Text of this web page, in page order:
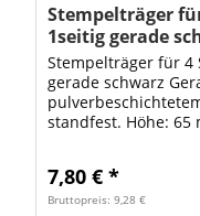
Stempelträger
1seitig gerade
Stempelträger für 4
gerade schwarz
standfest. Höhe: 65
7,80 € *
Bruttopreis: 9,28 €